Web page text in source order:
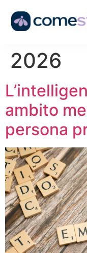
Giorno:
2026
ambito
persona